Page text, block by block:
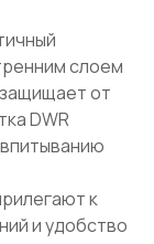
слоем
от
DWR
к
и удобство